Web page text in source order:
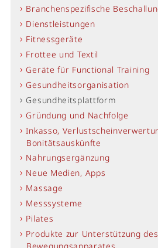
Branchenspezifische
Dienstleistungen
Fitnessgeräte
Frottee und Textil
Geräte für Functional Training
Gesundheitsorganisation
Gesundheitsplattform
Gründung und Nachfolge
Inkasso,
Bonitätsauskünfte
Nahrungsergänzung
Neue Medien, Apps
Massage
Messsysteme
Pilates
Produkte zur Unterstützung des